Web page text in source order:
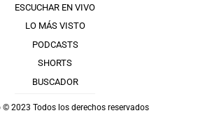
ESCUCHAR EN VIVO
LO MÁS VISTO
PODCASTS
SHORTS
BUSCADOR
© 2023 Todos los derechos reservados